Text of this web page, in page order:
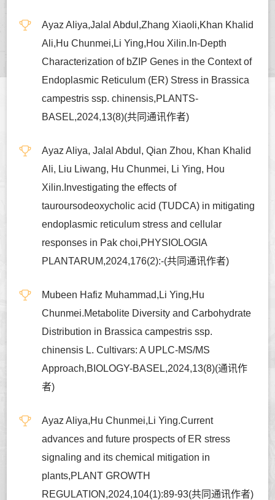
Ayaz Aliya,Jalal Abdul,Zhang Xiaoli,Khan Khalid
Ali,Hu Chunmei,Li Ying,Hou Xilin.In-Depth
Characterization of bZIP Genes in the Context of
Endoplasmic Reticulum (ER) Stress in Brassica
campestris ssp. chinensis,PLANTS-
BASEL,2024,13(8)(共同通讯作者)
Ayaz Aliya, Jalal Abdul, Qian Zhou, Khan Khalid
Ali, Liu Liwang, Hu Chunmei, Li Ying, Hou
Xilin.Investigating the effects of
tauroursodeoxycholic acid (TUDCA) in mitigating
endoplasmic reticulum stress and cellular
responses in Pak choi,PHYSIOLOGIA
PLANTARUM,2024,176(2):-(共同通讯作者)
Mubeen Hafiz Muhammad,Li Ying,Hu
Chunmei.Metabolite Diversity and Carbohydrate
Distribution in Brassica campestris ssp.
chinensis L. Cultivars: A UPLC-MS/MS
Approach,BIOLOGY-BASEL,2024,13(8)(通讯作
者)
Ayaz Aliya,Hu Chunmei,Li Ying.Current
advances and future prospects of ER stress
signaling and its chemical mitigation in
plants,PLANT GROWTH
REGULATION,2024,104(1):89-93(共同通讯作者)